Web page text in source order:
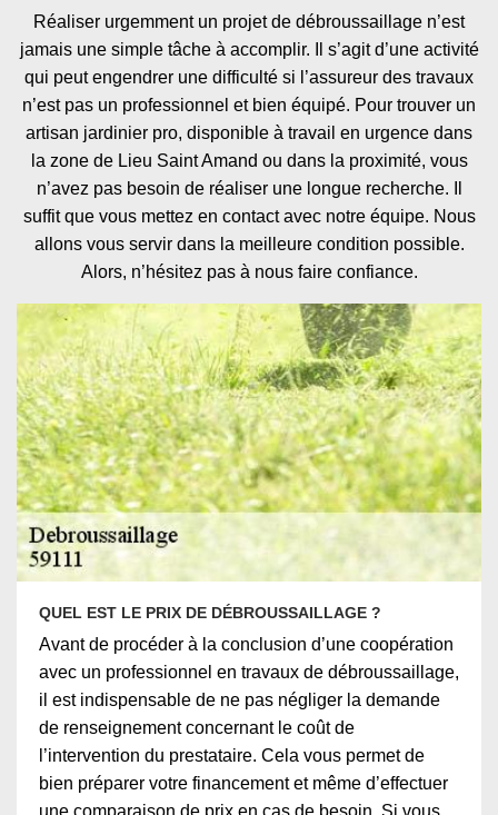
Réaliser urgemment un projet de débroussaillage n’est
jamais une simple tâche à accomplir. Il s’agit d’une activité
qui peut engendrer une difficulté si l’assureur des travaux
n’est pas un professionnel et bien équipé. Pour trouver un
artisan jardinier pro, disponible à travail en urgence dans
la zone de Lieu Saint Amand ou dans la proximité, vous
n’avez pas besoin de réaliser une longue recherche. Il
suffit que vous mettez en contact avec notre équipe. Nous
allons vous servir dans la meilleure condition possible.
Alors, n’hésitez pas à nous faire confiance.
QUEL EST LE PRIX DE DÉBROUSSAILLAGE ?
Avant de procéder à la conclusion d’une coopération
avec un professionnel en travaux de débroussaillage,
il est indispensable de ne pas négliger la demande
de renseignement concernant le coût de
l’intervention du prestataire. Cela vous permet de
bien préparer votre financement et même d’effectuer
une comparaison de prix en cas de besoin. Si vous